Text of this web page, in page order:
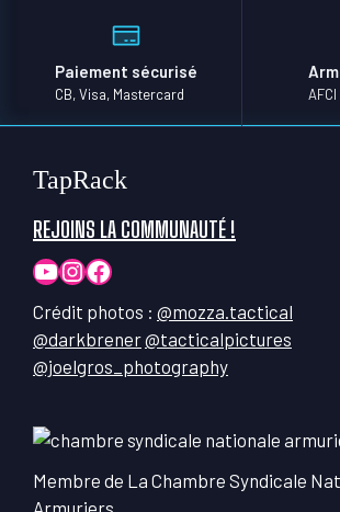
Paiement sécurisé
CB, Visa, Mastercard AFCI
TapRack
REJOINS LA COMMUNAUTÉ !
YouTube
Instagram
Facebook
Crédit photos : @mozza.tactical
@darkbrener@tacticalpictures
@joelgros_photography
Membre de La Chambre Syndicale
Armuriers